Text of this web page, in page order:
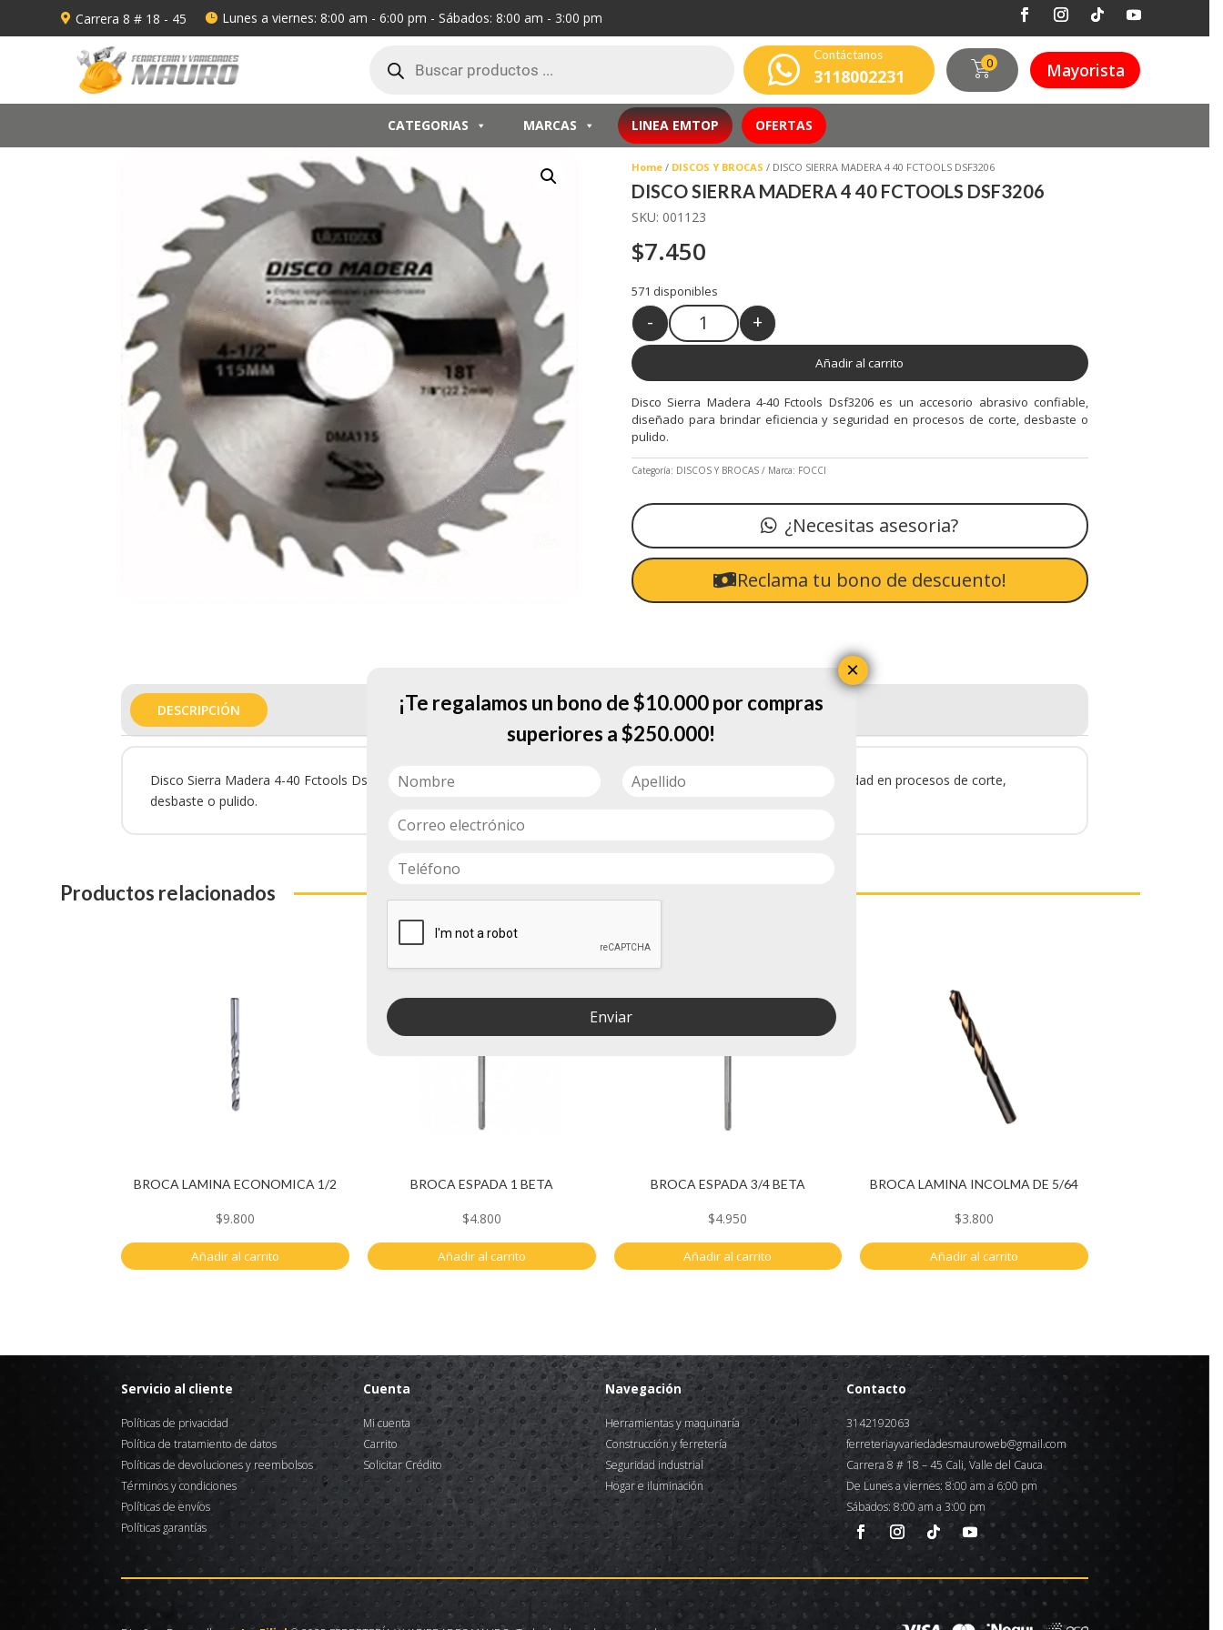
 Carrera 8 # 18 - 45  Lunes a viernes: 8:00 am - 6:00 pm - Sábados: 8:00 am - 3:00 pm
productos  Contáctanos
3118002231
0 Mayorista
CATEGORIAS MARCAS LINEA EMTOP OFERTAS
Home/ DISCOS Y BROCAS / DISCO SIERRA MADERA 4 40 FCTOOLS DSF3206
DISCO SIERRA MADERA 4 40 FCTOOLS DSF3206
SKU: 001123
$7.450
571 disponibles
Quantity
- +
Añadir al carrito
Disco Sierra Madera 4-40 Fctools Dsf3206 es un accesorio abrasivo confiable,
diseñado para brindar eficiencia y seguridad en procesos de corte, desbaste o
pulido.
Categoría: DISCOS Y BROCAS Marca: FOCCI
¿Necesitas asesoria?
Reclama tu bono de descuento!
DESCRIPCIÓN
Disco Sierra Madera 4-40 Fctools Dsf3206 es un accesorio abrasivo confiable, diseñado para brindar eficiencia y seguridad en procesos de corte,
desbaste o pulido.
Productos relacionados
BROCA LAMINA ECONOMICA 1/2
$9.800
Añadir al carrito
BROCA ESPADA 1 BETA
$4.800
Añadir al carrito
BROCA ESPADA 3/4 BETA
$4.950
Añadir al carrito
BROCA LAMINA INCOLMA DE 5/64
$3.800
Añadir al carrito
Servicio al cliente
Políticas de privacidad
Política de tratamiento de datos
Políticas de devoluciones y reembolsos
Términos y condiciones
Políticas de envíos
Políticas garantías
Cuenta
Mi cuenta
Carrito
Solicitar Crédito
Navegación
Herramientas y maquinaría
Construcción y ferretería
Seguridad industrial
Hogar e iluminación
Contacto
3142192063
ferreteriayvariedadesmauroweb@gmail.com
Carrera 8 # 18 – 45 Cali, Valle del Cauca
De Lunes a viernes: 8:00 am a 6:00 pm
Sábados: 8:00 am a 3:00 pm
¡Te regalamos un bono de $10.000 por compras
superiores a $250.000!
Enviar
×